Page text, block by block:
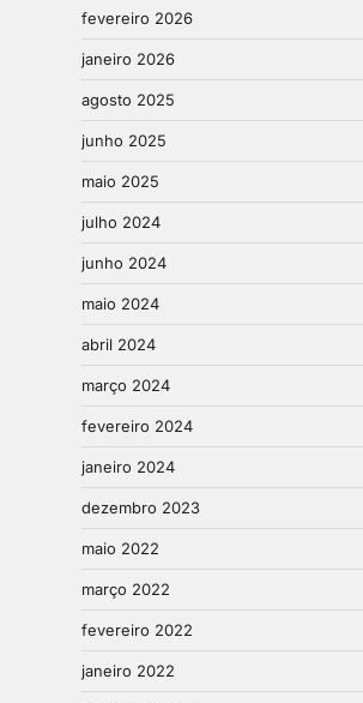
fevereiro 2026
janeiro 2026
agosto 2025
junho 2025
maio 2025
julho 2024
junho 2024
maio 2024
abril 2024
março 2024
fevereiro 2024
janeiro 2024
dezembro 2023
maio 2022
março 2022
fevereiro 2022
janeiro 2022